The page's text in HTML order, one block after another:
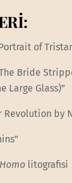
of
Bride
Large Glass)”
Revolution by
litografisi